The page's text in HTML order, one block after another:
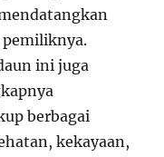
ini juga
berbagai
kekayaan,